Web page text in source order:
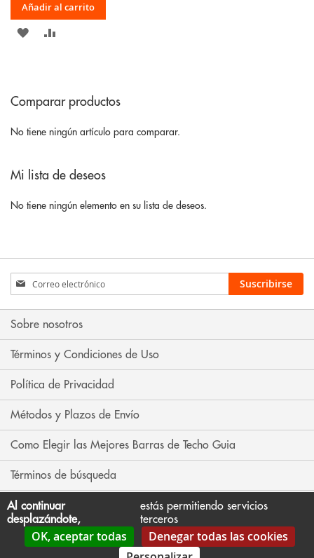
Añadir al carrito
AÑADIR
LISTA
DE
Comparar productos
No tiene ningún artículo para comparar.
Mi lista de deseos
No tiene ningún elemento en su lista de deseos.
Inscríbase
a
nuestro
boletín
noticias:
Suscribirse
Sobre nosotros
Términos y Condiciones de Uso
Política de Privacidad
Métodos y Plazos de Envío
Como Elegir las Mejores Barras de Techo Guia
Términos de búsqueda
Búsqueda avanzada
Contáctenos
Al continuar
desplazándote,
estás permitiendo servicios
terceros
OK, aceptar todas
Denegar todas las cookies